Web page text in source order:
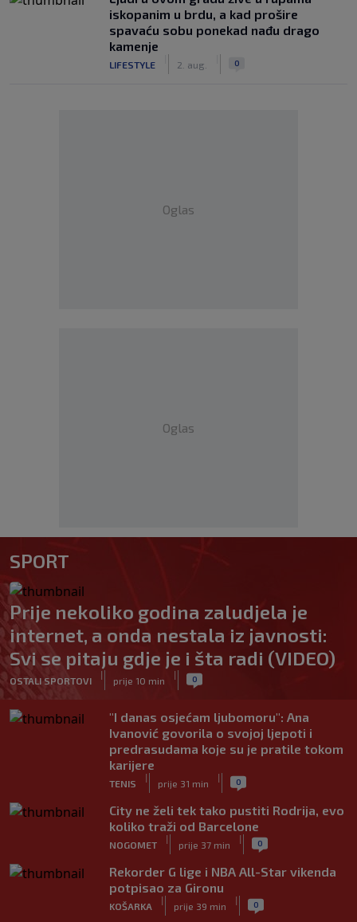
iskopanim u brdu, a kad prošire
spavaću sobu ponekad nađu drago
kamenje
LIFESTYLE 2. aug. 0
Oglas
Oglas
SPORT
Prije nekoliko godina zaludjela je
internet, a onda nestala iz javnosti:
Svi se pitaju gdje je i šta radi (VIDEO)
OSTALI SPORTOVI
|
prije 10 min
| 0
"I danas osjećam ljubomoru": Ana
Ivanović govorila o svojoj ljepoti i
predrasudama koje su je pratile tokom
karijere
TENIS
|
prije 31 min
| 0
City ne želi tek tako pustiti Rodrija, evo
koliko traži od Barcelone
NOGOMET
|
prije 37 min
| 0
Rekorder G lige i NBA All-Star vikenda
potpisao za Gironu
KOŠARKA
|
prije 39 min
| 0